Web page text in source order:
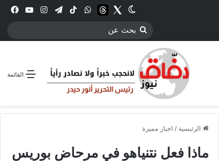
انستقرامتيلقرام‫TikTokواتسابthreadsTwitter
الوضع المظلم
بحث
القائمة
الرئيسية / اخبار مميزة
ماذا فعل نتنياهو في مرحاض بوريس